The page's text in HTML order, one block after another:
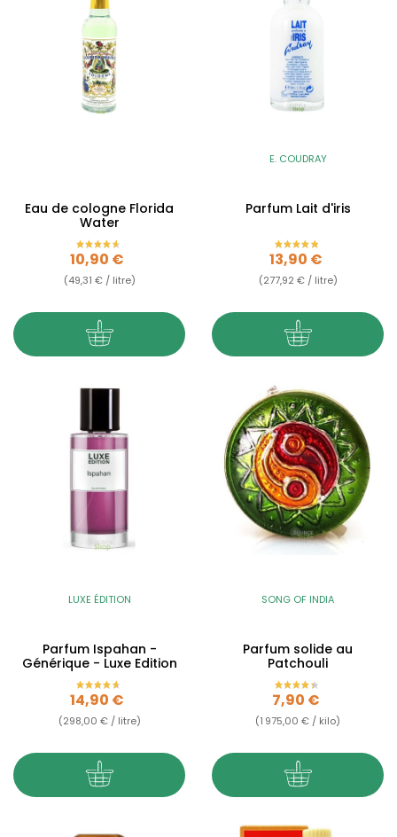
Eau de cologne Florida
Water
Prix
10,90 €
(49,31 € / litre)
E. COUDRAY
Parfum Lait d'iris
Prix
13,90 €
(277,92 € / litre)
LUXE ÉDITION
Parfum Ispahan -
Générique - Luxe Edition
Prix
14,90 €
(298,00 € / litre)
SONG OF INDIA
Parfum solide au
Patchouli
Prix
7,90 €
(1 975,00 € / kilo)